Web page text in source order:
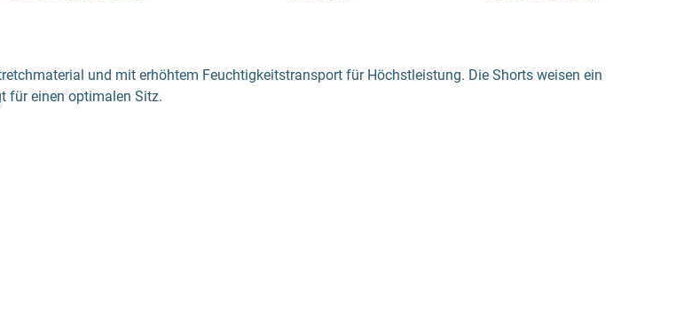
und mit erhöhtem Feuchtigkeitstransport für Höchstleistung. Die Shorts weisen ein
für einen optimalen Sitz.